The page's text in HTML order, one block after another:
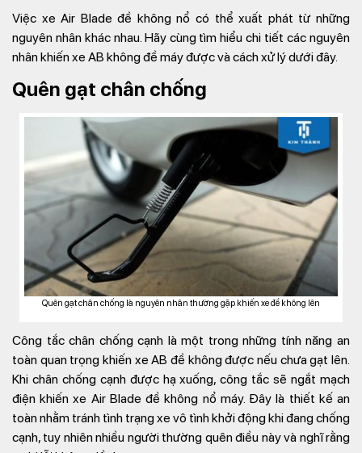
Việc xe Air Blade đề không nổ có thể xuất phát từ những
nguyên nhân khác nhau. Hãy cùng tìm hiểu chi tiết các nguyên
nhân khiến xe AB không đề máy được và cách xử lý dưới đây.
Quên gạt chân chống
Quên gạt chân chống là nguyên nhân thường gặp khiến xe đề không lên
Công tắc chân chống cạnh là một trong những tính năng an
toàn quan trọng khiến xe AB đề không được nếu chưa gạt lên.
Khi chân chống cạnh được hạ xuống, công tắc sẽ ngắt mạch
điện khiến xe Air Blade đề không nổ máy. Đây là thiết kế an
toàn nhằm tránh tình trạng xe vô tình khởi động khi đang chống
cạnh, tuy nhiên nhiều người thường quên điều này và nghĩ rằng